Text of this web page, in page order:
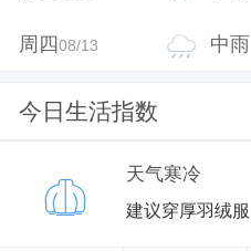
周四08/13 中雨
今日生活指数
天气寒冷
建议穿厚羽绒服